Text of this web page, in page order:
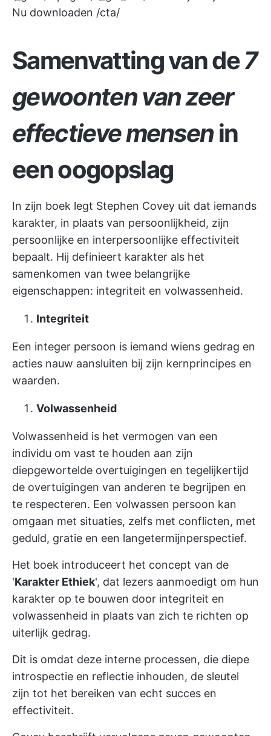
Nu downloaden /cta/
Samenvatting van de7
gewoonten van zeer
effectieve mensenin
een oogopslag
In zijn boek legt Stephen Covey uit dat iemands
karakter, in plaats van persoonlijkheid, zijn
persoonlijke en interpersoonlijke effectiviteit
bepaalt. Hij definieert karakter als het
samenkomen van twee belangrijke
eigenschappen: integriteit en volwassenheid.
Integriteit
Een integer persoon is iemand wiens gedrag en
acties nauw aansluiten bij zijn kernprincipes en
waarden.
Volwassenheid
Volwassenheid is het vermogen van een
individu om vast te houden aan zijn
diepgewortelde overtuigingen en tegelijkertijd
de overtuigingen van anderen te begrijpen en
te respecteren. Een volwassen persoon kan
omgaan met situaties, zelfs met conflicten, met
geduld, gratie en een langetermijnperspectief.
Het boek introduceert het concept van de
'Karakter Ethiek', dat lezers aanmoedigt om hun
karakter op te bouwen door integriteit en
volwassenheid in plaats van zich te richten op
uiterlijk gedrag.
Dit is omdat deze interne processen, die diepe
introspectie en reflectie inhouden, de sleutel
zijn tot het bereiken van echt succes en
effectiviteit.